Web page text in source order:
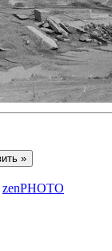
zenPHOTO